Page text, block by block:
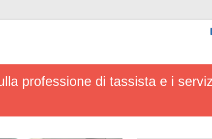
professione di tassista e i